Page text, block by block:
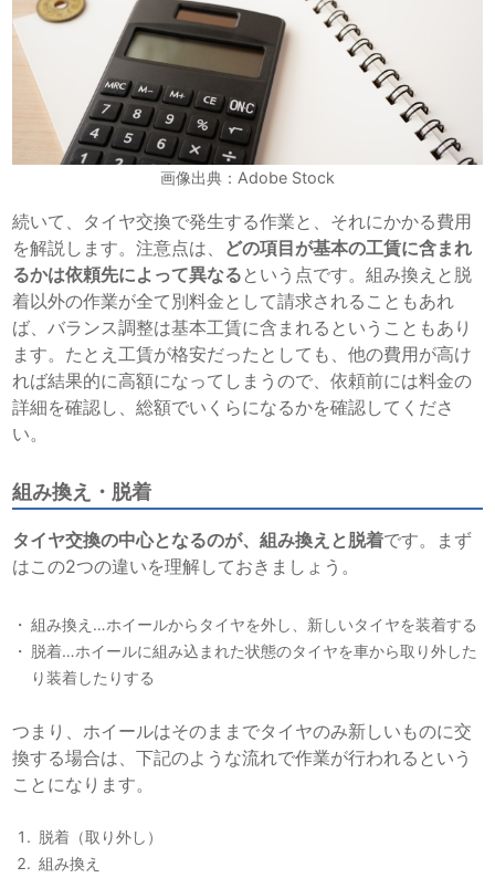
画像出典：Adobe Stock
続いて、タイヤ交換で発生する作業と、それにかかる費用
を解説します。注意点は、 どの項目が基本の工賃に含まれ
るかは依頼先によって異なる という点です。組み換えと脱
着以外の作業が全て別料金として請求されることもあれ
ば、バランス調整は基本工賃に含まれるということもあり
ます。たとえ工賃が格安だったとしても、他の費用が高け
れば結果的に高額になってしまうので、依頼前には料金の
詳細を確認し、総額でいくらになるかを確認してくださ
い。
組み換え・脱着
タイヤ交換の中心となるのが、組み換えと脱着です。まず
はこの2つの違いを理解しておきましょう。
組み換え…ホイールからタイヤを外し、新しいタイヤを装着する
脱着…ホイールに組み込まれた状態のタイヤを車から取り外した
り装着したりする
つまり、ホイールはそのままでタイヤのみ新しいものに交
換する場合は、下記のような流れで作業が行われるという
ことになります。
脱着（取り外し）
組み換え